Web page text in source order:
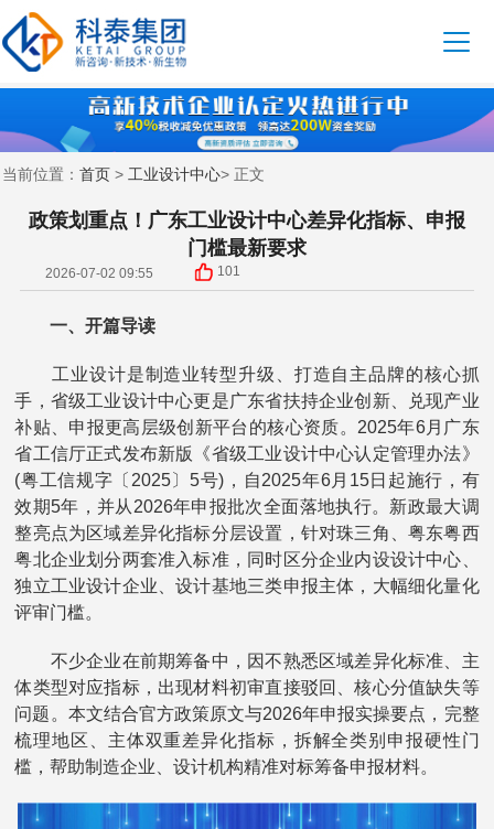
当前位置： 首页 > 工业设计中心> 正文
政策划重点！广东工业设计中心差异化指标、申报
门槛最新要求
2026-07-02 09:55 101
一、开篇导读
工业设计是制造业转型升级、打造自主品牌的核心抓
手，省级工业设计中心更是广东省扶持企业创新、兑现产业
补贴、申报更高层级创新平台的核心资质。2025年6月广东
省工信厅正式发布新版《省级工业设计中心认定管理办法》
(粤工信规字〔2025〕5号)，自2025年6月15日起施行，有
效期5年，并从2026年申报批次全面落地执行。新政最大调
整亮点为区域差异化指标分层设置，针对珠三角、粤东粤西
粤北企业划分两套准入标准，同时区分企业内设设计中心、
独立工业设计企业、设计基地三类申报主体，大幅细化量化
评审门槛。
不少企业在前期筹备中，因不熟悉区域差异化标准、主
体类型对应指标，出现材料初审直接驳回、核心分值缺失等
问题。本文结合官方政策原文与2026年申报实操要点，完整
梳理地区、主体双重差异化指标，拆解全类别申报硬性门
槛，帮助制造企业、设计机构精准对标筹备申报材料。